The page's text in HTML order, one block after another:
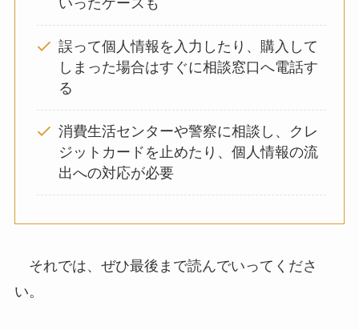
いったケースも
誤って個人情報を入力したり、購入して
しまった場合はすぐに相談窓口へ電話す
る
消費生活センターや警察に相談し、クレ
ジットカードを止めたり、個人情報の流
出への対応が必要
それでは、ぜひ最後まで読んでいってくださ
い。